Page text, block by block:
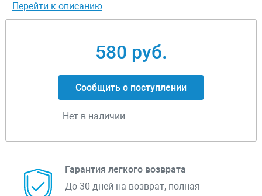
Перейти к описанию
580 руб.
Сообщить о поступлении
Нет в наличии
Гарантия легкого возврата
До 30 дней на возврат, полная